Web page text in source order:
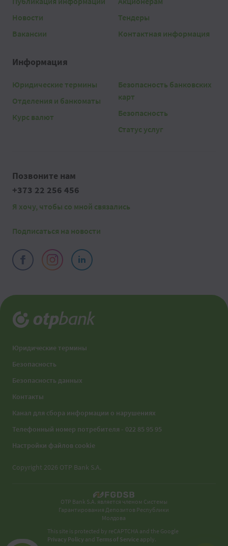
Новости
Вакансии
Тендеры
Контактная информация
Информация
Юридические термины
Отделения и банкоматы
Курс валют
Безопасность банковских
карт
Безопасность
Статус услуг
Позвоните нам
+373 22 256 456
Я хочу, чтобы со мной связались
Подписаться на новости
Юридические термины
Безопасность
Безопасность данных
Контакты
Канал для сбора информации о нарушениях
Телефонный номер потребителя - 022 85 95 95
Настройки файлов cookie
Copyright 2026 OTP Bank S.A.
OTP Bank S.A. является членом Системы
Гарантирования Депозитов Республики
Молдова
This site is protected by reCAPTCHA and the Google
Privacy Policy andTerms of Service apply.